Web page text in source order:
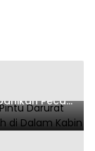
Pintu
Pecah